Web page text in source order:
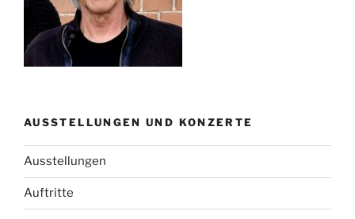
AUSSTELLUNGEN UND KONZERTE
Ausstellungen
Auftritte